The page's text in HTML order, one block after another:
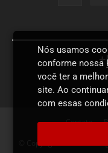
Contato
© Copyright 2026 -
Nós usamos
conforme nossa
você ter a
site. Ao
com essas